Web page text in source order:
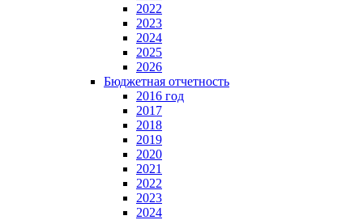
2022
2023
2024
2025
2026
Бюджетная отчетность
2016 год
2017
2018
2019
2020
2021
2022
2023
2024